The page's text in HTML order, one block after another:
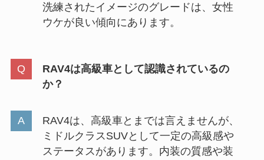
洗練されたイメージのグレードは、女性
ウケが良い傾向にあります。
RAV4は高級車として認識されているの
か？
RAV4は、高級車とまでは言えませんが、
ミドルクラスSUVとして一定の高級感や
ステータスがあります。内装の質感や装